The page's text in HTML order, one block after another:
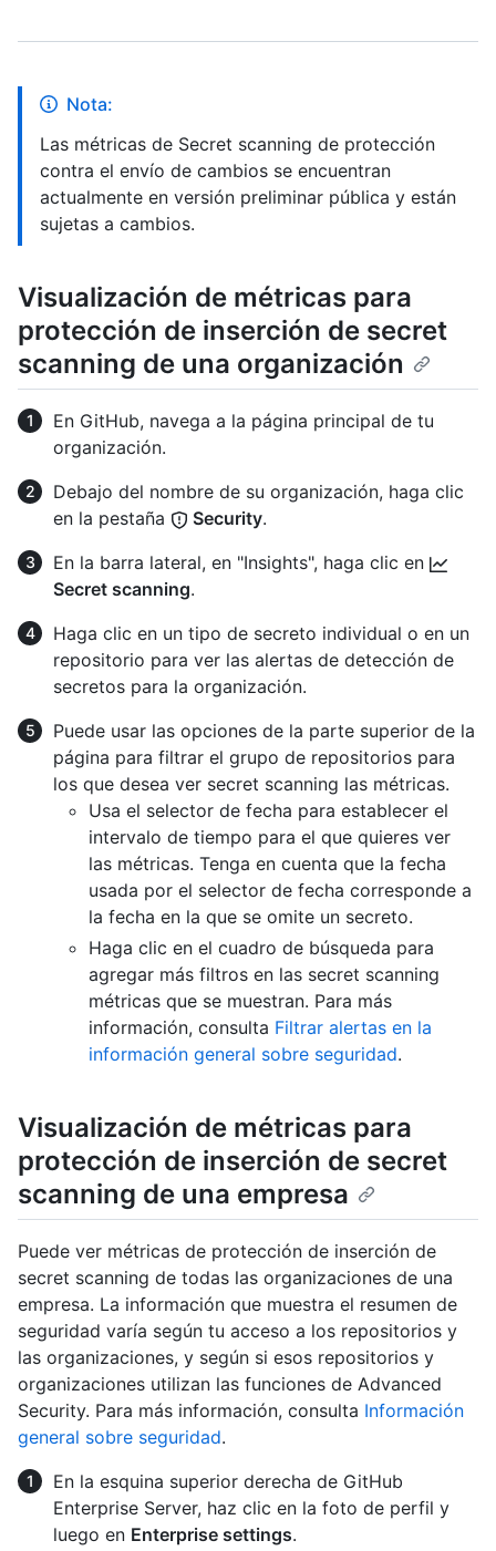
Nota:
Las métricas de Secret scanning de protección
contra el envío de cambios se encuentran
actualmente en versión preliminar pública y están
sujetas a cambios.
Visualización de métricas para
protección de inserción de secret
scanning de una organización
En GitHub, navega a la página principal de tu
organización.
Debajo del nombre de su organización, haga clic
en la pestaña
Security.
En la barra lateral, en "Insights", haga clic en
Secret scanning.
Haga clic en un tipo de secreto individual o en un
repositorio para ver las alertas de detección de
secretos para la organización.
Puede usar las opciones de la parte superior de la
página para filtrar el grupo de repositorios para
los que desea ver secret scanning las métricas.
Usa el selector de fecha para establecer el
intervalo de tiempo para el que quieres ver
las métricas. Tenga en cuenta que la fecha
usada por el selector de fecha corresponde a
la fecha en la que se omite un secreto.
Haga clic en el cuadro de búsqueda para
agregar más filtros en las secret scanning
métricas que se muestran. Para más
información, consulta Filtrar alertas en la
información general sobre seguridad.
Visualización de métricas para
protección de inserción de secret
scanning de una empresa
Puede ver métricas de protección de inserción de
secret scanning de todas las organizaciones de una
empresa. La información que muestra el resumen de
seguridad varía según tu acceso a los repositorios y
las organizaciones, y según si esos repositorios y
organizaciones utilizan las funciones de Advanced
Security. Para más información, consulta Información
general sobre seguridad.
En la esquina superior derecha de GitHub
Enterprise Server, haz clic en la foto de perfil y
luego en Enterprise settings.